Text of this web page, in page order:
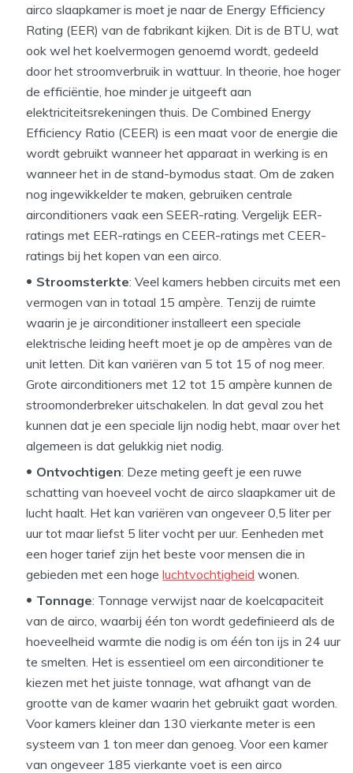
airco slaapkamer is moet je naar de Energy Efficiency
Rating (EER) van de fabrikant kijken. Dit is de BTU, wat
ook wel het koelvermogen genoemd wordt, gedeeld
door het stroomverbruik in wattuur. In theorie, hoe hoger
de efficiëntie, hoe minder je uitgeeft aan
elektriciteitsrekeningen thuis. De Combined Energy
Efficiency Ratio (CEER) is een maat voor de energie die
wordt gebruikt wanneer het apparaat in werking is en
wanneer het in de stand-bymodus staat. Om de zaken
nog ingewikkelder te maken, gebruiken centrale
airconditioners vaak een SEER-rating. Vergelijk EER-
ratings met EER-ratings en CEER-ratings met CEER-
ratings bij het kopen van een airco.
Stroomsterkte: Veel kamers hebben circuits met een
vermogen van in totaal 15 ampère. Tenzij de ruimte
waarin je je airconditioner installeert een speciale
elektrische leiding heeft moet je op de ampères van de
unit letten. Dit kan variëren van 5 tot 15 of nog meer.
Grote airconditioners met 12 tot 15 ampère kunnen de
stroomonderbreker uitschakelen. In dat geval zou het
kunnen dat je een speciale lijn nodig hebt, maar over het
algemeen is dat gelukkig niet nodig.
Ontvochtigen: Deze meting geeft je een ruwe
schatting van hoeveel vocht de airco slaapkamer uit de
lucht haalt. Het kan variëren van ongeveer 0,5 liter per
uur tot maar liefst 5 liter vocht per uur. Eenheden met
een hoger tarief zijn het beste voor mensen die in
gebieden met een hogeluchtvochtigheid wonen.
Tonnage: Tonnage verwijst naar de koelcapaciteit
van de airco, waarbij één ton wordt gedefinieerd als de
hoeveelheid warmte die nodig is om één ton ijs in 24 uur
te smelten. Het is essentieel om een ​​airconditioner te
kiezen met het juiste tonnage, wat afhangt van de
grootte van de kamer waarin het gebruikt gaat worden.
Voor kamers kleiner dan 130 vierkante meter is een
systeem van 1 ton meer dan genoeg. Voor een kamer
van ongeveer 185 vierkante voet is een airco